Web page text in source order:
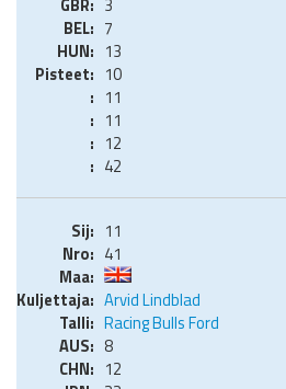
7
13
10
11
11
12
42
11
41
Arvid Lindblad
Racing Bulls Ford
8
12